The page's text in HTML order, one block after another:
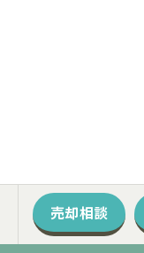
売却相談